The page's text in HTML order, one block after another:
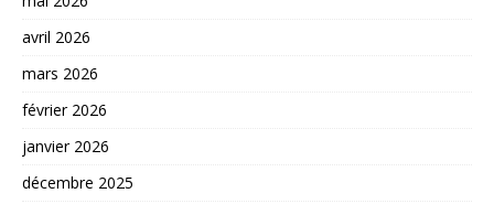
avril 2026
mars 2026
février 2026
janvier 2026
décembre 2025